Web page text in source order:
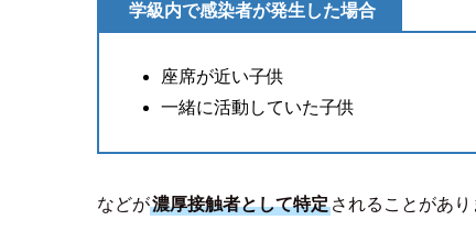
学級内で感染者が発生した場合
座席が近い子供
一緒に活動していた子供
などが濃厚接触者として特定 されることがあ